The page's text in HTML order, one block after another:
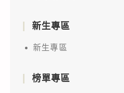
新生專區
新生專區
榜單專區